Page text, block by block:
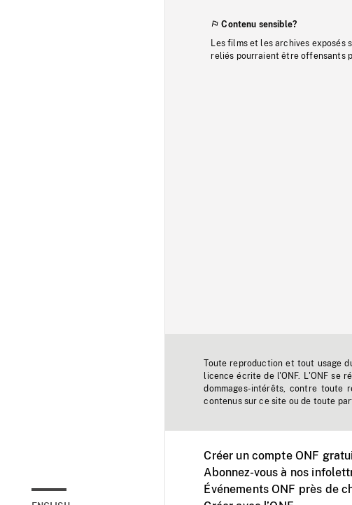
Contenu sensible?
Les films et les archives exposés
reliés pourraient être offensants
Toute reproduction et tout usage
licence écrite de l'ONF. L'ONF se
dommages-intérêts, contre toute
contenus sur ce site ou de toute
Créer un compte ONF
Abonnez-vous à nos
Événements ONF près de